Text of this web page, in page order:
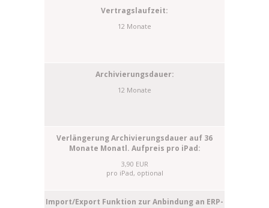
12 Monate
12 Monate
3,90 EUR
pro iPad, optional